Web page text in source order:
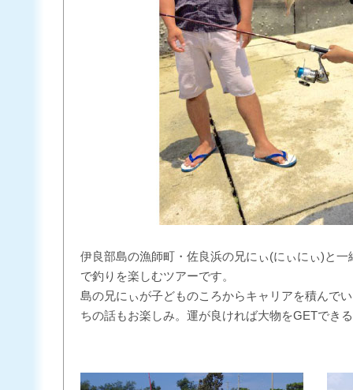
伊良部島の漁師町・佐良浜の兄にぃ(にぃにぃ)と一
で釣りを楽しむツアーです。
島の兄にぃが子どものころからキャリアを積んで
ちの話もお楽しみ。運が良ければ大物をGETでき